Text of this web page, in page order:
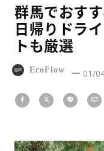
群馬でおす
日帰りドラ
トも厳選
EcoFlow 01/